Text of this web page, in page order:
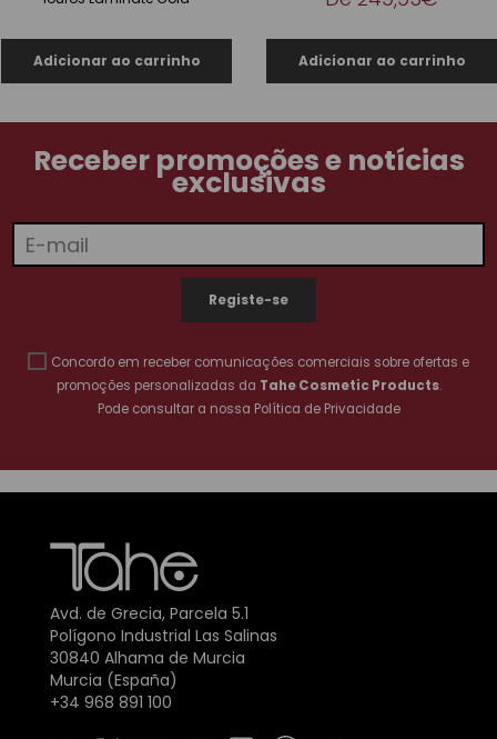
45,00€ 49,80€
Receber promoções e notícias
exclusivas
Concordo em receber comunicações comerciais sobre ofertas e
promoções personalizadas da Tahe Cosmetic Products.
Pode consultar a nossa Política de Privacidade
Avd. de Grecia, Parcela 5.1
Polígono Industrial Las Salinas
30840 Alhama de Murcia
Murcia (España)
+34 968 891 100